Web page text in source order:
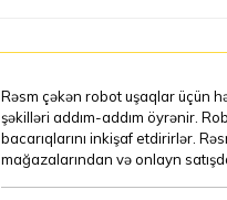
Rəsm çəkən robot uşaqlar üçün
şəkilləri addım-addım öyrənir.
bacarıqlarını inkişaf etdirirlər.
mağazalarından və onlayn